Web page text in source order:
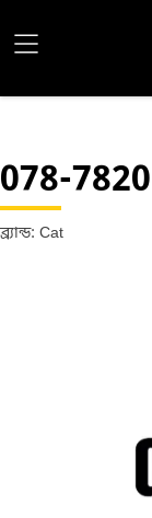
078-7820
ব্র্যান্ড: Cat